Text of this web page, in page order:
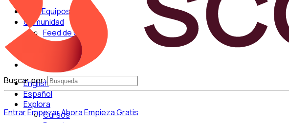
Para Equipos
Comunidad
Feed de Cocina
Blog
English
Español
EntrarEmpezar AhoraEmpieza Gratis
Buscar por:
Explora
Cursos